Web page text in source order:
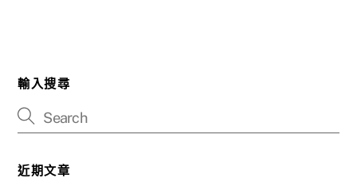
輸入搜尋
近期文章